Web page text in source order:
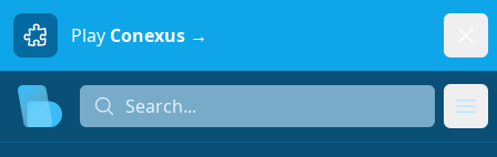
Play Conexus →
Search...